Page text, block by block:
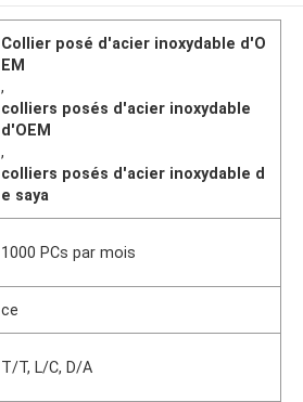
Collier posé d'acier inoxydable d'O
EM
,
colliers posés d'acier inoxydable
d'OEM
,
colliers posés d'acier inoxydable d
e saya
1000 PCs par mois
ce
T/T, L/C, D/A